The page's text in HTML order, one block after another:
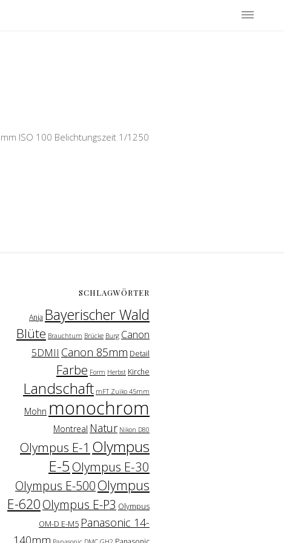
ISO 100 Belichtungszeit 1/1250
SCHLAGWÖRTER
Anja Bayerischer Wald
Blüte Brauchtum Brücke Burg Canon
5DMII Canon 85mm Detail
Farbe Form Herbst Kirche
Landschaft mFT Zuiko 45mm
Mohn monochrom
Montreal Natur Nikon D80
Olympus E-1 Olympus
E-5 Olympus E-30
Olympus E-500Olympus
E-620Olympus E-P3 Olympus
OM-D E-M5 Panasonic 14-
140mm